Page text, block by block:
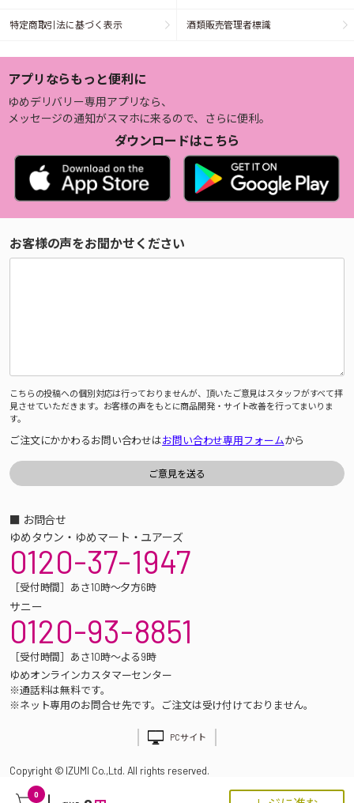
0
特定商取引法に基づく表示 酒類販売管理者標識
アプリならもっと便利に
ゆめデリバリー専用アプリなら、
メッセージの通知がスマホに来るので、さらに便利。
ダウンロードはこちら
お客様の声をお聞かせください
こちらの投稿への個別対応は行っておりませんが、頂いたご意見はスタッフがすべて拝
見させていただきます。お客様の声をもとに商品開発・サイト改善を行ってまいりま
す。
ご注文にかかわるお問い合わせはお問い合わせ専用フォームから
■ お問合せ
ゆめタウン・ゆめマート・ユアーズ
0120-37-1947
［受付時間］あさ10時～夕方6時
サニー
0120-93-8851
［受付時間］あさ10時～よる9時
ゆめオンラインカスタマーセンター
※通話料は無料です。
※ネット専用のお問合せ先です。ご注文は受け付けておりません。
PCサイト
Copyright © IZUMI Co.,Ltd. All rights reserved.